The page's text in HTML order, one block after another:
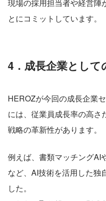
現場の採用担当者や経営陣
とにコミットしています。
4．成長企業として
HEROZが今回の成長企業
には、従業員成長率の高さ
戦略の革新性があります。
例えば、書類マッチングAI
など、AI技術を活用した独
した。